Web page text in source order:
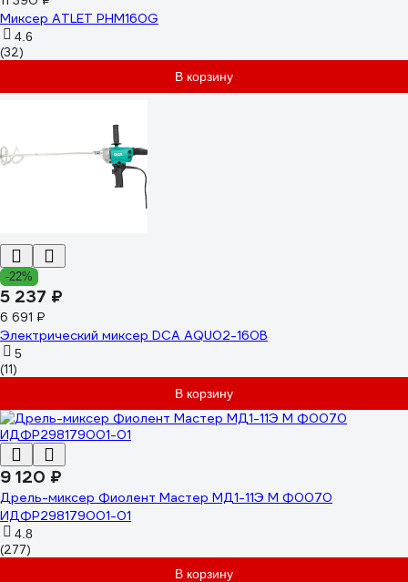
Миксер ATLET PHM160G
4.6
(32)
В корзину
-22%
5 237 ₽
6 691 ₽
Электрический миксер DCA AQU02-160B
5
(11)
В корзину
9 120 ₽
Дрель-миксер Фиолент Мастер МД1-11Э М Ф0070
ИДФР298179001-01
4.8
(277)
В корзину